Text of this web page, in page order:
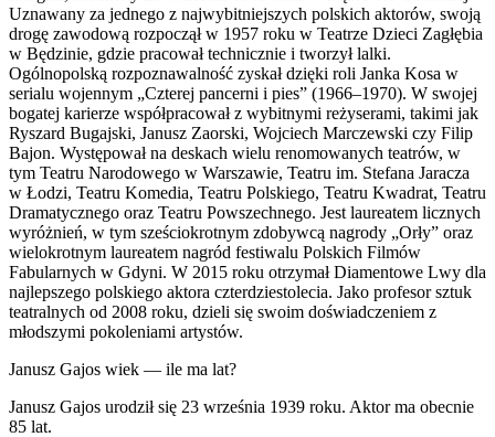
Uznawany za jednego z najwybitniejszych polskich aktorów, swoją
drogę zawodową rozpoczął w 1957 roku w Teatrze Dzieci Zagłębia
w Będzinie, gdzie pracował technicznie i tworzył lalki.
Ogólnopolską rozpoznawalność zyskał dzięki roli Janka Kosa w
serialu wojennym „Czterej pancerni i pies” (1966–1970). W swojej
bogatej karierze współpracował z wybitnymi reżyserami, takimi jak
Ryszard Bugajski, Janusz Zaorski, Wojciech Marczewski czy Filip
Bajon. Występował na deskach wielu renomowanych teatrów, w
tym Teatru Narodowego w Warszawie, Teatru im. Stefana Jaracza
w Łodzi, Teatru Komedia, Teatru Polskiego, Teatru Kwadrat, Teatru
Dramatycznego oraz Teatru Powszechnego. Jest laureatem licznych
wyróżnień, w tym sześciokrotnym zdobywcą nagrody „Orły” oraz
wielokrotnym laureatem nagród festiwalu Polskich Filmów
Fabularnych w Gdyni. W 2015 roku otrzymał Diamentowe Lwy dla
najlepszego polskiego aktora czterdziestolecia. Jako profesor sztuk
teatralnych od 2008 roku, dzieli się swoim doświadczeniem z
młodszymi pokoleniami artystów.
Janusz Gajos wiek — ile ma lat?
Janusz Gajos urodził się 23 września 1939 roku. Aktor ma obecnie
85 lat.